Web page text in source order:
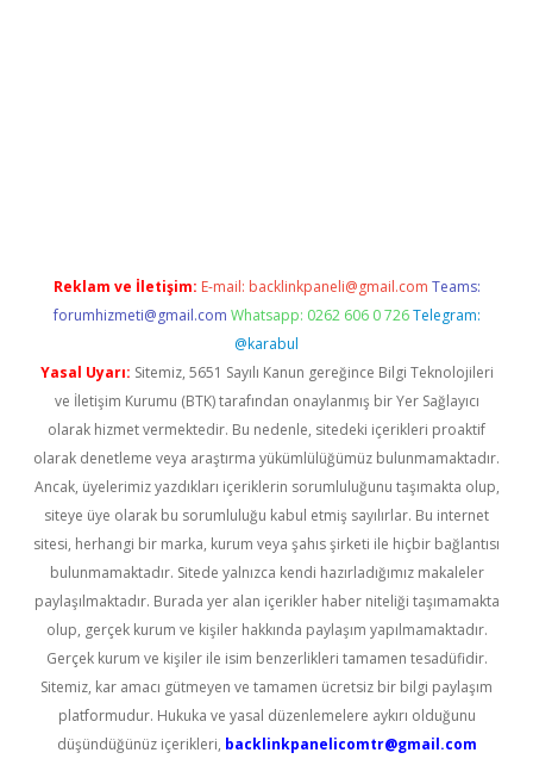
Reklam ve İletişim: E-mail: backlinkpaneli@gmail.com Teams:
forumhizmeti@gmail.com Whatsapp: 0262 606 0 726 Telegram:
@karabul
Yasal Uyarı: Sitemiz, 5651 Sayılı Kanun gereğince Bilgi Teknolojileri
ve İletişim Kurumu (BTK) tarafından onaylanmış bir Yer Sağlayıcı
olarak hizmet vermektedir. Bu nedenle, sitedeki içerikleri proaktif
olarak denetleme veya araştırma yükümlülüğümüz bulunmamaktadır.
Ancak, üyelerimiz yazdıkları içeriklerin sorumluluğunu taşımakta olup,
siteye üye olarak bu sorumluluğu kabul etmiş sayılırlar. Bu internet
sitesi, herhangi bir marka, kurum veya şahıs şirketi ile hiçbir bağlantısı
bulunmamaktadır. Sitede yalnızca kendi hazırladığımız makaleler
paylaşılmaktadır. Burada yer alan içerikler haber niteliği taşımamakta
olup, gerçek kurum ve kişiler hakkında paylaşım yapılmamaktadır.
Gerçek kurum ve kişiler ile isim benzerlikleri tamamen tesadüfidir.
Sitemiz, kar amacı gütmeyen ve tamamen ücretsiz bir bilgi paylaşım
platformudur. Hukuka ve yasal düzenlemelere aykırı olduğunu
düşündüğünüz içerikleri, backlinkpanelicomtr@gmail.com